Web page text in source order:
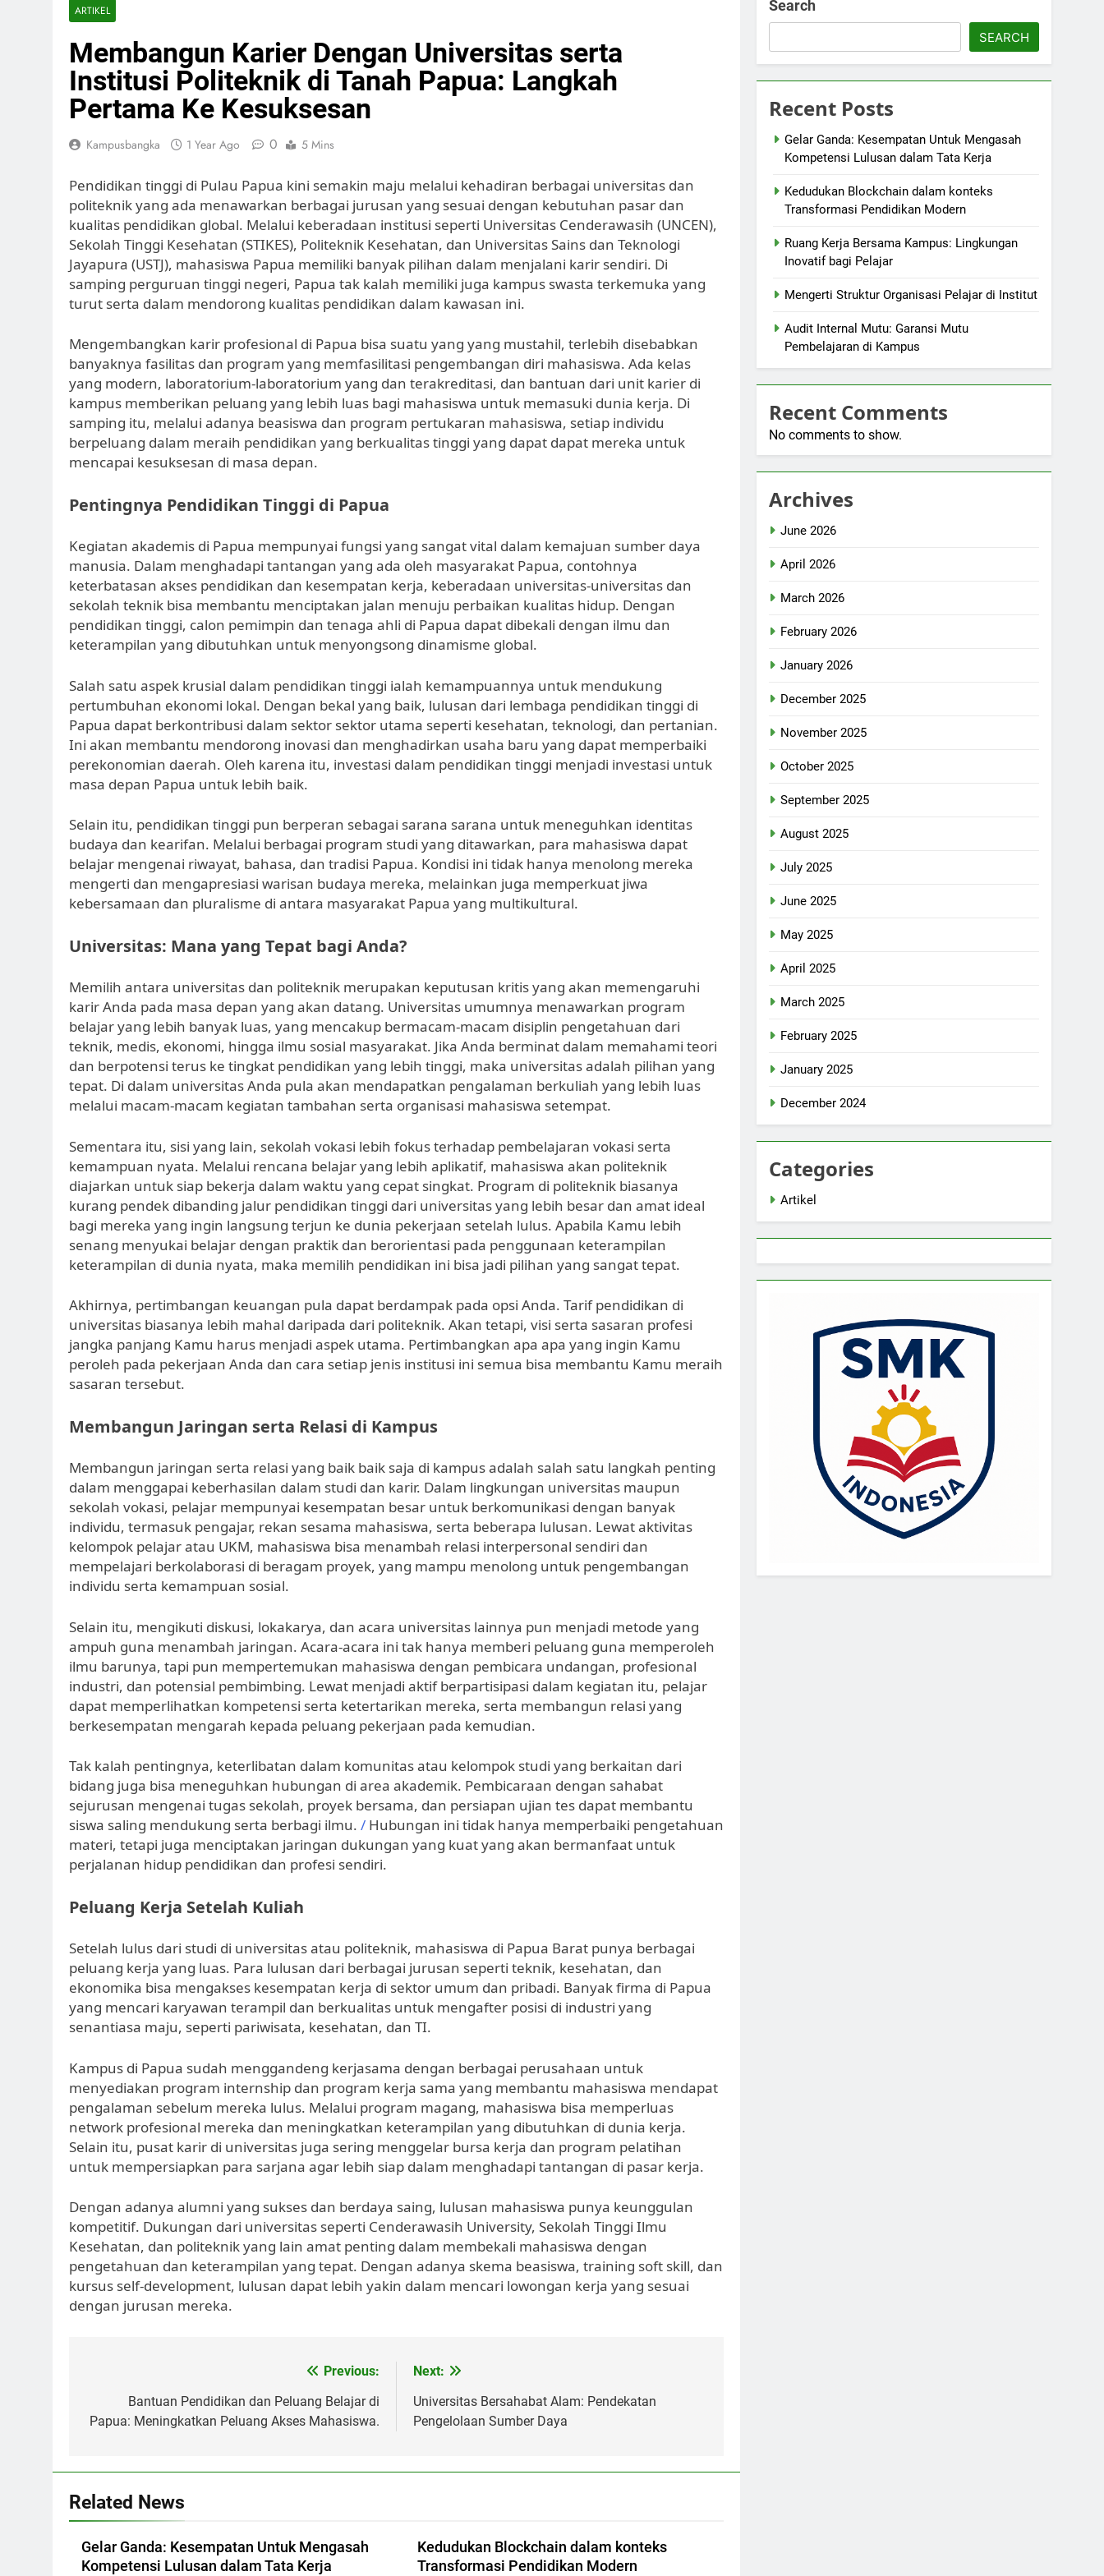
ARTIKEL
Membangun Karier Dengan Universitas serta
Institusi Politeknik di Tanah Papua: Langkah
Pertama Ke Kesuksesan
Kampusbangka 1 Year Ago 0 5 Mins
Pendidikan tinggi di Pulau Papua kini semakin maju melalui kehadiran berbagai universitas dan
politeknik yang ada menawarkan berbagai jurusan yang sesuai dengan kebutuhan pasar dan
kualitas pendidikan global. Melalui keberadaan institusi seperti Universitas Cenderawasih (UNCEN),
Sekolah Tinggi Kesehatan (STIKES), Politeknik Kesehatan, dan Universitas Sains dan Teknologi
Jayapura (USTJ), mahasiswa Papua memiliki banyak pilihan dalam menjalani karir sendiri. Di
samping perguruan tinggi negeri, Papua tak kalah memiliki juga kampus swasta terkemuka yang
turut serta dalam mendorong kualitas pendidikan dalam kawasan ini.
Mengembangkan karir profesional di Papua bisa suatu yang yang mustahil, terlebih disebabkan
banyaknya fasilitas dan program yang memfasilitasi pengembangan diri mahasiswa. Ada kelas
yang modern, laboratorium-laboratorium yang dan terakreditasi, dan bantuan dari unit karier di
kampus memberikan peluang yang lebih luas bagi mahasiswa untuk memasuki dunia kerja. Di
samping itu, melalui adanya beasiswa dan program pertukaran mahasiswa, setiap individu
berpeluang dalam meraih pendidikan yang berkualitas tinggi yang dapat dapat mereka untuk
mencapai kesuksesan di masa depan.
Pentingnya Pendidikan Tinggi di Papua
Kegiatan akademis di Papua mempunyai fungsi yang sangat vital dalam kemajuan sumber daya
manusia. Dalam menghadapi tantangan yang ada oleh masyarakat Papua, contohnya
keterbatasan akses pendidikan dan kesempatan kerja, keberadaan universitas-universitas dan
sekolah teknik bisa membantu menciptakan jalan menuju perbaikan kualitas hidup. Dengan
pendidikan tinggi, calon pemimpin dan tenaga ahli di Papua dapat dibekali dengan ilmu dan
keterampilan yang dibutuhkan untuk menyongsong dinamisme global.
Salah satu aspek krusial dalam pendidikan tinggi ialah kemampuannya untuk mendukung
pertumbuhan ekonomi lokal. Dengan bekal yang baik, lulusan dari lembaga pendidikan tinggi di
Papua dapat berkontribusi dalam sektor sektor utama seperti kesehatan, teknologi, dan pertanian.
Ini akan membantu mendorong inovasi dan menghadirkan usaha baru yang dapat memperbaiki
perekonomian daerah. Oleh karena itu, investasi dalam pendidikan tinggi menjadi investasi untuk
masa depan Papua untuk lebih baik.
Selain itu, pendidikan tinggi pun berperan sebagai sarana sarana untuk meneguhkan identitas
budaya dan kearifan. Melalui berbagai program studi yang ditawarkan, para mahasiswa dapat
belajar mengenai riwayat, bahasa, dan tradisi Papua. Kondisi ini tidak hanya menolong mereka
mengerti dan mengapresiasi warisan budaya mereka, melainkan juga memperkuat jiwa
kebersamaan dan pluralisme di antara masyarakat Papua yang multikultural.
Universitas: Mana yang Tepat bagi Anda?
Memilih antara universitas dan politeknik merupakan keputusan kritis yang akan memengaruhi
karir Anda pada masa depan yang akan datang. Universitas umumnya menawarkan program
belajar yang lebih banyak luas, yang mencakup bermacam-macam disiplin pengetahuan dari
teknik, medis, ekonomi, hingga ilmu sosial masyarakat. Jika Anda berminat dalam memahami teori
dan berpotensi terus ke tingkat pendidikan yang lebih tinggi, maka universitas adalah pilihan yang
tepat. Di dalam universitas Anda pula akan mendapatkan pengalaman berkuliah yang lebih luas
melalui macam-macam kegiatan tambahan serta organisasi mahasiswa setempat.
Sementara itu, sisi yang lain, sekolah vokasi lebih fokus terhadap pembelajaran vokasi serta
kemampuan nyata. Melalui rencana belajar yang lebih aplikatif, mahasiswa akan politeknik
diajarkan untuk siap bekerja dalam waktu yang cepat singkat. Program di politeknik biasanya
kurang pendek dibanding jalur pendidikan tinggi dari universitas yang lebih besar dan amat ideal
bagi mereka yang ingin langsung terjun ke dunia pekerjaan setelah lulus. Apabila Kamu lebih
senang menyukai belajar dengan praktik dan berorientasi pada penggunaan keterampilan
keterampilan di dunia nyata, maka memilih pendidikan ini bisa jadi pilihan yang sangat tepat.
Akhirnya, pertimbangan keuangan pula dapat berdampak pada opsi Anda. Tarif pendidikan di
universitas biasanya lebih mahal daripada dari politeknik. Akan tetapi, visi serta sasaran profesi
jangka panjang Kamu harus menjadi aspek utama. Pertimbangkan apa apa yang ingin Kamu
peroleh pada pekerjaan Anda dan cara setiap jenis institusi ini semua bisa membantu Kamu meraih
sasaran tersebut.
Membangun Jaringan serta Relasi di Kampus
Membangun jaringan serta relasi yang baik baik saja di kampus adalah salah satu langkah penting
dalam menggapai keberhasilan dalam studi dan karir. Dalam lingkungan universitas maupun
sekolah vokasi, pelajar mempunyai kesempatan besar untuk berkomunikasi dengan banyak
individu, termasuk pengajar, rekan sesama mahasiswa, serta beberapa lulusan. Lewat aktivitas
kelompok pelajar atau UKM, mahasiswa bisa menambah relasi interpersonal sendiri dan
mempelajari berkolaborasi di beragam proyek, yang mampu menolong untuk pengembangan
individu serta kemampuan sosial.
Selain itu, mengikuti diskusi, lokakarya, dan acara universitas lainnya pun menjadi metode yang
ampuh guna menambah jaringan. Acara-acara ini tak hanya memberi peluang guna memperoleh
ilmu barunya, tapi pun mempertemukan mahasiswa dengan pembicara undangan, profesional
industri, dan potensial pembimbing. Lewat menjadi aktif berpartisipasi dalam kegiatan itu, pelajar
dapat memperlihatkan kompetensi serta ketertarikan mereka, serta membangun relasi yang
berkesempatan mengarah kepada peluang pekerjaan pada kemudian.
Tak kalah pentingnya, keterlibatan dalam komunitas atau kelompok studi yang berkaitan dari
bidang juga bisa meneguhkan hubungan di area akademik. Pembicaraan dengan sahabat
sejurusan mengenai tugas sekolah, proyek bersama, dan persiapan ujian tes dapat membantu
siswa saling mendukung serta berbagi ilmu. / Hubungan ini tidak hanya memperbaiki pengetahuan
materi, tetapi juga menciptakan jaringan dukungan yang kuat yang akan bermanfaat untuk
perjalanan hidup pendidikan dan profesi sendiri.
Peluang Kerja Setelah Kuliah
Setelah lulus dari studi di universitas atau politeknik, mahasiswa di Papua Barat punya berbagai
peluang kerja yang luas. Para lulusan dari berbagai jurusan seperti teknik, kesehatan, dan
ekonomika bisa mengakses kesempatan kerja di sektor umum dan pribadi. Banyak firma di Papua
yang mencari karyawan terampil dan berkualitas untuk mengafter posisi di industri yang
senantiasa maju, seperti pariwisata, kesehatan, dan TI.
Kampus di Papua sudah menggandeng kerjasama dengan berbagai perusahaan untuk
menyediakan program internship dan program kerja sama yang membantu mahasiswa mendapat
pengalaman sebelum mereka lulus. Melalui program magang, mahasiswa bisa memperluas
network profesional mereka dan meningkatkan keterampilan yang dibutuhkan di dunia kerja.
Selain itu, pusat karir di universitas juga sering menggelar bursa kerja dan program pelatihan
untuk mempersiapkan para sarjana agar lebih siap dalam menghadapi tantangan di pasar kerja.
Dengan adanya alumni yang sukses dan berdaya saing, lulusan mahasiswa punya keunggulan
kompetitif. Dukungan dari universitas seperti Cenderawasih University, Sekolah Tinggi Ilmu
Kesehatan, dan politeknik yang lain amat penting dalam membekali mahasiswa dengan
pengetahuan dan keterampilan yang tepat. Dengan adanya skema beasiswa, training soft skill, dan
kursus self-development, lulusan dapat lebih yakin dalam mencari lowongan kerja yang sesuai
dengan jurusan mereka.
navigation
Previous:
Bantuan Pendidikan dan Peluang Belajar di
Papua: Meningkatkan Peluang Akses Mahasiswa.
Next:
Universitas Bersahabat Alam: Pendekatan
Pengelolaan Sumber Daya
Related News
Gelar Ganda: Kesempatan Untuk Mengasah
Kompetensi Lulusan dalam Tata Kerja
Kedudukan Blockchain dalam konteks
Transformasi Pendidikan Modern
Search
SEARCH
Recent Posts
Gelar Ganda: Kesempatan Untuk Mengasah
Kompetensi Lulusan dalam Tata Kerja
Kedudukan Blockchain dalam konteks
Transformasi Pendidikan Modern
Ruang Kerja Bersama Kampus: Lingkungan
Inovatif bagi Pelajar
Mengerti Struktur Organisasi Pelajar di Institut
Audit Internal Mutu: Garansi Mutu
Pembelajaran di Kampus
Recent Comments
No comments to show.
Archives
June 2026
April 2026
March 2026
February 2026
January 2026
December 2025
November 2025
October 2025
September 2025
August 2025
July 2025
June 2025
May 2025
April 2025
March 2025
February 2025
January 2025
December 2024
Categories
Artikel